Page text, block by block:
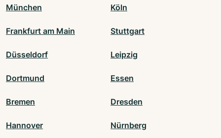
München Köln
Frankfurt am Main Stuttgart
Düsseldorf Leipzig
Dortmund Essen
Bremen Dresden
Hannover Nürnberg